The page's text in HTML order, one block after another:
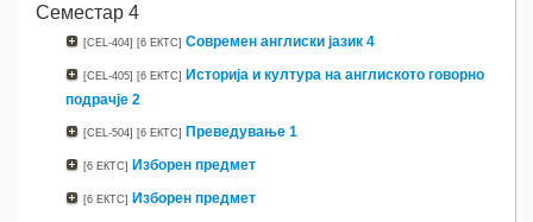
Семестар 4
[CEL-404] [6 ЕКТС] Современ англиски јазик 4
[CEL-405] [6 ЕКТС]
Историја и култура на англиското говорно
подрачје 2
[CEL-504] [6 ЕКТС] Преведување 1
[6 ЕКТС] Изборен предмет
[6 ЕКТС] Изборен предмет